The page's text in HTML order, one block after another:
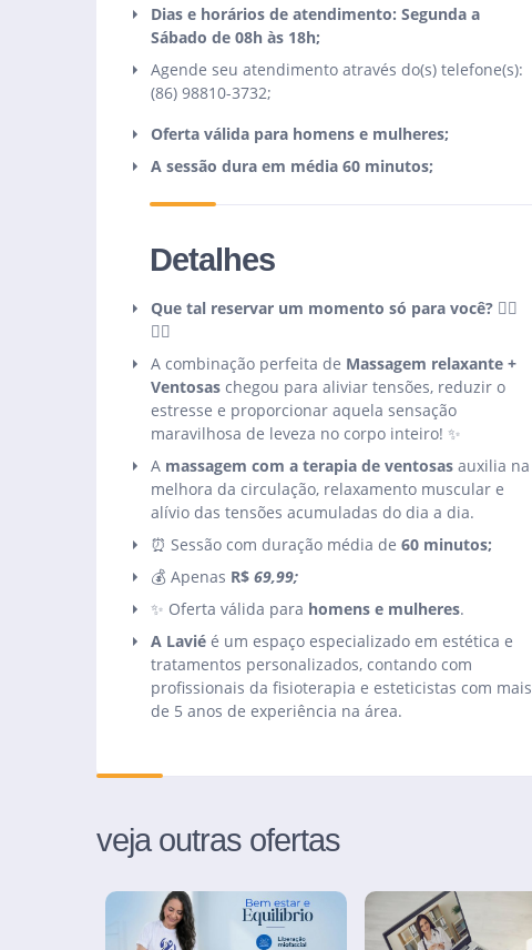
Dias e horários de atendimento: Segunda a
Sábado de 08h às 18h;
Agende seu atendimento através do(s) telefone(s):
(86) 98810-3732;
Oferta válida para homens e mulheres;
A sessão dura em média 60 minutos;
Detalhes
Que tal reservar um momento só para você? 💆‍♀️
💆‍♂️
A combinação perfeita de Massagem relaxante +
Ventosas chegou para aliviar tensões, reduzir o
estresse e proporcionar aquela sensação
maravilhosa de leveza no corpo inteiro! ✨
A massagem com a terapia de ventosas auxilia na
melhora da circulação, relaxamento muscular e
alívio das tensões acumuladas do dia a dia.
⏰ Sessão com duração média de 60 minutos;
💰 Apenas R$ 69,99;
✨ Oferta válida para homens e mulheres.
A Lavié é um espaço especializado em estética e
tratamentos personalizados, contando com
profissionais da fisioterapia e esteticistas com mais
de 5 anos de experiência na área.
veja outras ofertas